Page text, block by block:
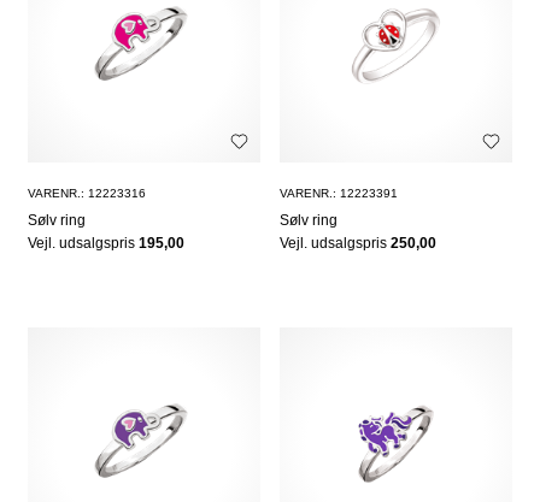
VARENR.: 12223316
Sølv ring
Vejl. udsalgspris 195,00
VARENR.: 12223391
Sølv ring
Vejl. udsalgspris250,00